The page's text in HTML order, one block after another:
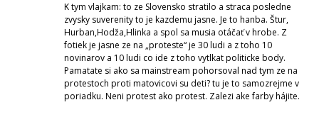
K tym vlajkam: to ze Slovensko stratilo a straca posledne
zvysky suverenity to je kazdemu jasne. Je to hanba. Štur,
Hurban,Hodža,Hlinka a spol sa musia otáčať v hrobe. Z
fotiek je jasne ze na „proteste“ je 30 ludi a z toho 10
novinarov a 10 ludi co ide z toho vytlkat politicke body.
Pamatate si ako sa mainstream pohorsoval nad tym ze na
protestoch proti matovicovi su deti? tu je to samozrejme v
poriadku. Neni protest ako protest. Zalezi ake farby hájite.